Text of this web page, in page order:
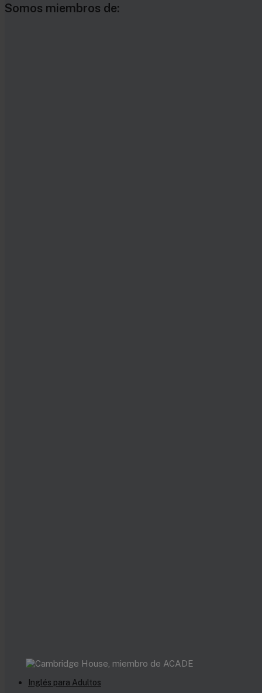
Somos miembros de:
Inglés para Adultos